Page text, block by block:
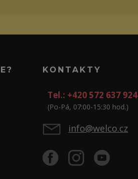
KONTAKTY
Tel.: +420 572 637 924
(Po-Pá, 07:00-15:30 hod.)
info@welco.cz